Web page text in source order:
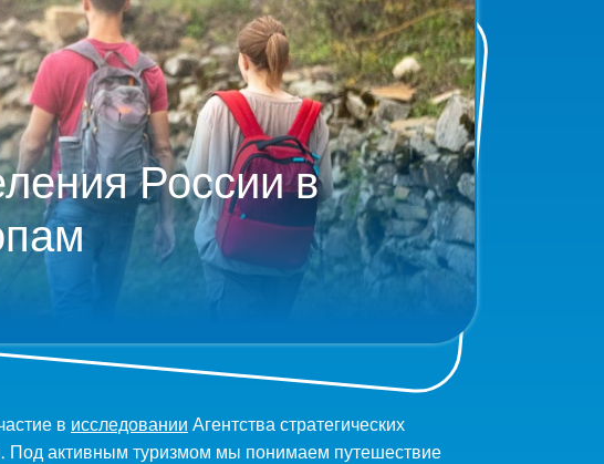
России в
в исследовании Агентства стратегических
Под активным туризмом мы понимаем путешествие